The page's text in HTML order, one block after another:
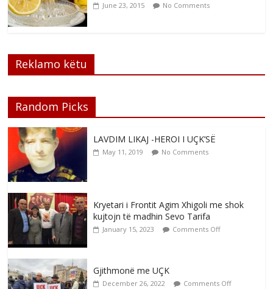
June 23, 2015 No Comments
Reklamo këtu
Random Picks
LAVDIM LIKAJ -HEROI I UÇK’SË
May 11, 2019 No Comments
Kryetari i Frontit Agim Xhigoli me shok
kujtojn të madhin Sevo Tarifa
January 15, 2023 Comments Off
Gjithmonë me UÇK
December 26, 2022 Comments Off